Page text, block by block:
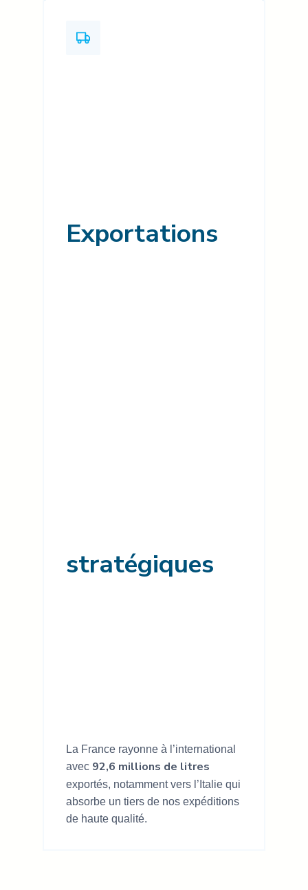
Exportations
stratégiques
La France rayonne à l’international
avec 92,6 millions de litres
exportés, notamment vers l’Italie qui
absorbe un tiers de nos expéditions
de haute qualité.